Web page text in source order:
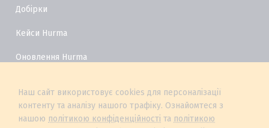
Добірки
Кейси Hurma
Оновлення Hurma
Наш сайт використовує cookies для персоналізації
контенту та аналізу нашого трафіку. Ознайомтеся з
нашою політикою конфіденційності та політикою